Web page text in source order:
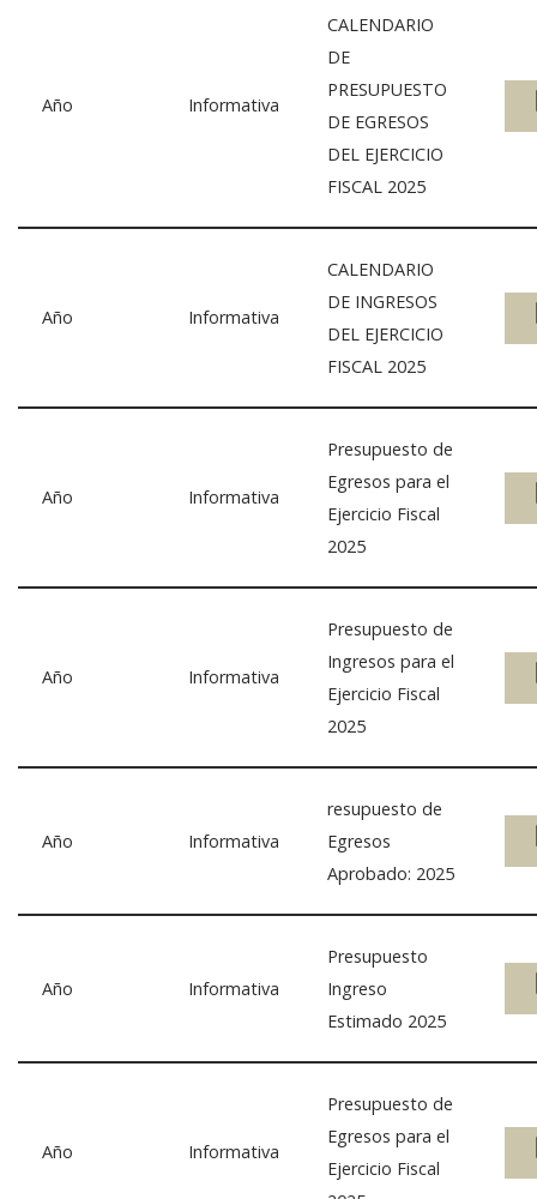
Año Informativa
CALENDARIO
DE
PRESUPUESTO
DE EGRESOS
DEL EJERCICIO
FISCAL 2025
Año Informativa
CALENDARIO
DE INGRESOS
DEL EJERCICIO
FISCAL 2025
Año Informativa
Presupuesto de
Egresos para el
Ejercicio Fiscal
2025
Año Informativa
Presupuesto de
Ingresos para el
Ejercicio Fiscal
2025
Año Informativa
resupuesto de
Egresos
Aprobado: 2025
Año Informativa
Presupuesto
Ingreso
Estimado 2025
Año Informativa
Presupuesto de
Egresos para el
Ejercicio Fiscal